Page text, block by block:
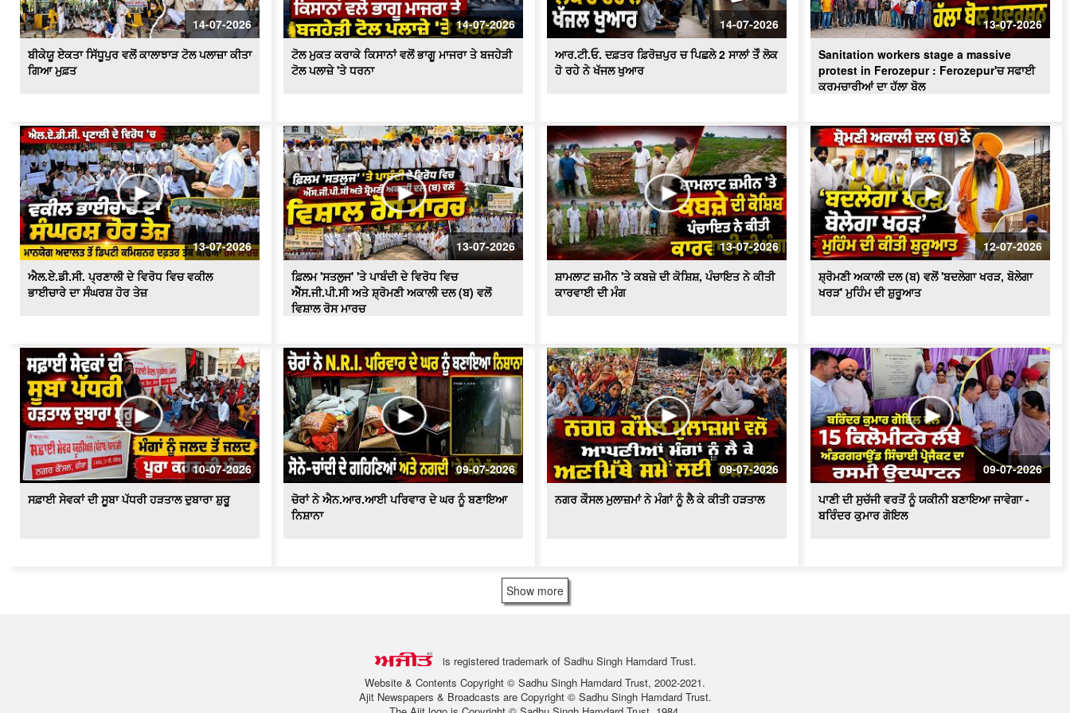
ਪਾਣੀ ਦੀ ਸੁਚੱਜੀ ਵਰਤੋਂ ਨੂੰ ਯਕੀਨੀ ਬਣਾਇਆ
ਜਾਵੇਗਾ - ਬਰਿੰਦਰ ਕੁਮਾਰ ਗੋਇਲ
14-07-2026
ਬੀਕੇਯੂ ਏਕਤਾ ਸਿੱਧੂਪੁਰ ਵਲੋਂ ਕਾਲਾਝਾੜ ਟੋਲ ਪਲਾਜ਼ਾ ਕੀਤਾ
ਗਿਆ ਮੁਫ਼ਤ
14-07-2026
ਟੋਲ ਮੁਕਤ ਕਰਾਕੇ ਕਿਸਾਨਾਂ ਵਲੋਂ ਭਾਗੂ ਮਾਜਰਾ ਤੇ ਬਜਹੇੜੀ
ਟੋਲ ਪਲਾਜ਼ੇ 'ਤੇ ਧਰਨਾ
14-07-2026
ਆਰ.ਟੀ.ਓ. ਦਫ਼ਤਰ ਫ਼ਿਰੋਜ਼ਪੁਰ ਚ ਪਿਛਲੇ 2 ਸਾਲਾਂ ਤੋੰ ਲੋਕ
ਹੋ ਰਹੇ ਨੇ ਖੱਜਲ ਖੁਆਰ
13-07-2026
Sanitation workers stage a massive
protest in Ferozepur : Ferozepur'ਚ ਸਫਾਈ
ਕਰਮਚਾਰੀਆਂ ਦਾ ਹੱਲਾ ਬੋਲ
13-07-2026
ਐਲ.ਏ.ਡੀ.ਸੀ. ਪ੍ਰਣਾਲੀ ਦੇ ਵਿਰੋਧ ਵਿਚ ਵਕੀਲ
ਭਾਈਚਾਰੇ ਦਾ ਸੰਘਰਸ਼ ਹੋਰ ਤੇਜ਼
13-07-2026
ਫ਼ਿਲਮ 'ਸਤਲੁਜ' 'ਤੇ ਪਾਬੰਦੀ ਦੇ ਵਿਰੋਧ ਵਿਚ
ਐੱਸ.ਜੀ.ਪੀ.ਸੀ ਅਤੇ ਸ਼੍ਰੋਮਣੀ ਅਕਾਲੀ ਦਲ (ਬ) ਵਲੋਂ
ਵਿਸ਼ਾਲ ਰੋਸ ਮਾਰਚ
13-07-2026
ਸ਼ਾਮਲਾਟ ਜ਼ਮੀਨ 'ਤੇ ਕਬਜ਼ੇ ਦੀ ਕੋਸ਼ਿਸ਼, ਪੰਚਾਇਤ ਨੇ ਕੀਤੀ
ਕਾਰਵਾਈ ਦੀ ਮੰਗ
12-07-2026
ਸ਼੍ਰੋਮਣੀ ਅਕਾਲੀ ਦਲ (ਬ) ਵਲੋਂ 'ਬਦਲੇਗਾ ਖਰੜ, ਬੋਲੇਗਾ
ਖਰੜ' ਮੁਹਿੰਮ ਦੀ ਸ਼ੁਰੂਆਤ
10-07-2026
ਸਫ਼ਾਈ ਸੇਵਕਾਂ ਦੀ ਸੂਬਾ ਪੱਧਰੀ ਹੜਤਾਲ ਦੁਬਾਰਾ ਸ਼ੁਰੂ
09-07-2026
ਚੋਰਾਂ ਨੇ ਐਨ.ਆਰ.ਆਈ ਪਰਿਵਾਰ ਦੇ ਘਰ ਨੂੰ ਬਣਾਇਆ
ਨਿਸ਼ਾਨਾ
09-07-2026
ਨਗਰ ਕੌਸਲ ਮੁਲਾਜ਼ਮਾਂ ਨੇ ਮੰਗਾਂ ਨੂੰ ਲੈ ਕੇ ਕੀਤੀ ਹੜਤਾਲ
09-07-2026
ਪਾਣੀ ਦੀ ਸੁਚੱਜੀ ਵਰਤੋਂ ਨੂੰ ਯਕੀਨੀ ਬਣਾਇਆ ਜਾਵੇਗਾ -
ਬਰਿੰਦਰ ਕੁਮਾਰ ਗੋਇਲ
Show more
is registered trademark of Sadhu Singh Hamdard Trust.
Website & Contents Copyright © Sadhu Singh Hamdard Trust, 2002-2021.
Ajit Newspapers & Broadcasts are Copyright © Sadhu Singh Hamdard Trust.